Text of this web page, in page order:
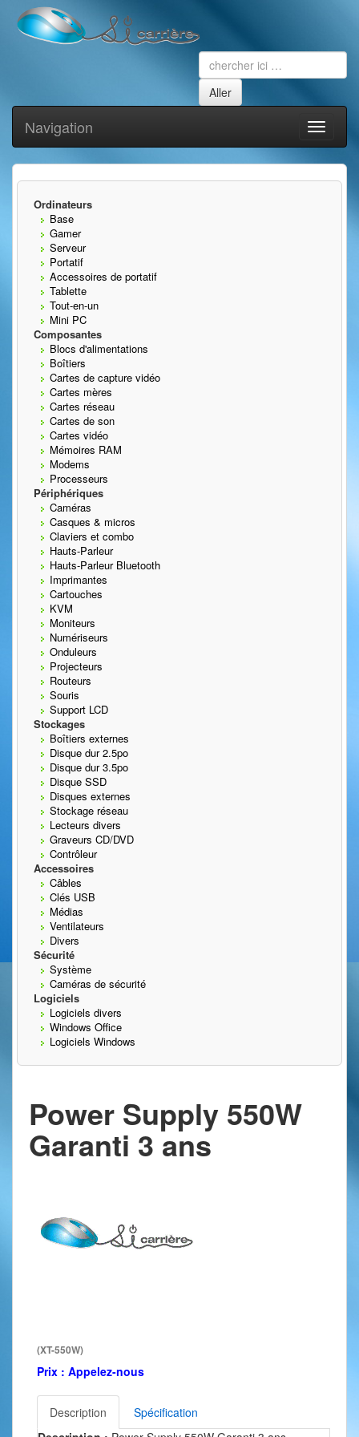
Toggle
Navigation
Ordinateurs
Base
Gamer
Serveur
Portatif
Accessoires de portatif
Tablette
Tout-en-un
Mini PC
Composantes
Blocs d'alimentations
Boîtiers
Cartes de capture vidéo
Cartes mères
Cartes réseau
Cartes de son
Cartes vidéo
Mémoires RAM
Modems
Processeurs
Périphériques
Caméras
Casques & micros
Claviers et combo
Hauts-Parleur
Hauts-Parleur Bluetooth
Imprimantes
Cartouches
KVM
Moniteurs
Numériseurs
Onduleurs
Projecteurs
Routeurs
Souris
Support LCD
Stockages
Boîtiers externes
Disque dur 2.5po
Disque dur 3.5po
Disque SSD
Disques externes
Stockage réseau
Lecteurs divers
Graveurs CD/DVD
Contrôleur
Accessoires
Câbles
Clés USB
Médias
Ventilateurs
Divers
Sécurité
Système
Caméras de sécurité
Logiciels
Logiciels divers
Windows Office
Logiciels Windows
Power Supply 550W
Garanti 3 ans
(XT-550W)
Prix : Appelez-nous
Description
Spécification